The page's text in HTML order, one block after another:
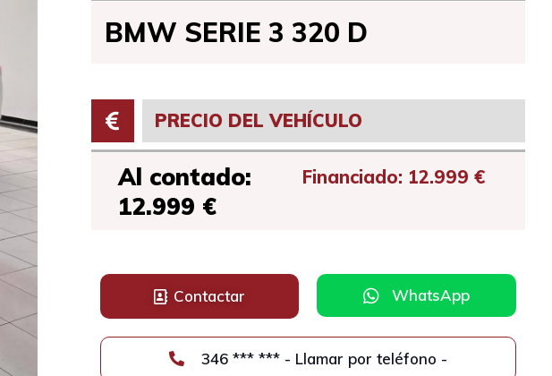
BMW SERIE 3 320 D
PRECIO DEL VEHÍCULO
Al contado:
12.999 €
Financiado: 12.999 €
Contactar WhatsApp
346 *** *** - Llamar por teléfono -